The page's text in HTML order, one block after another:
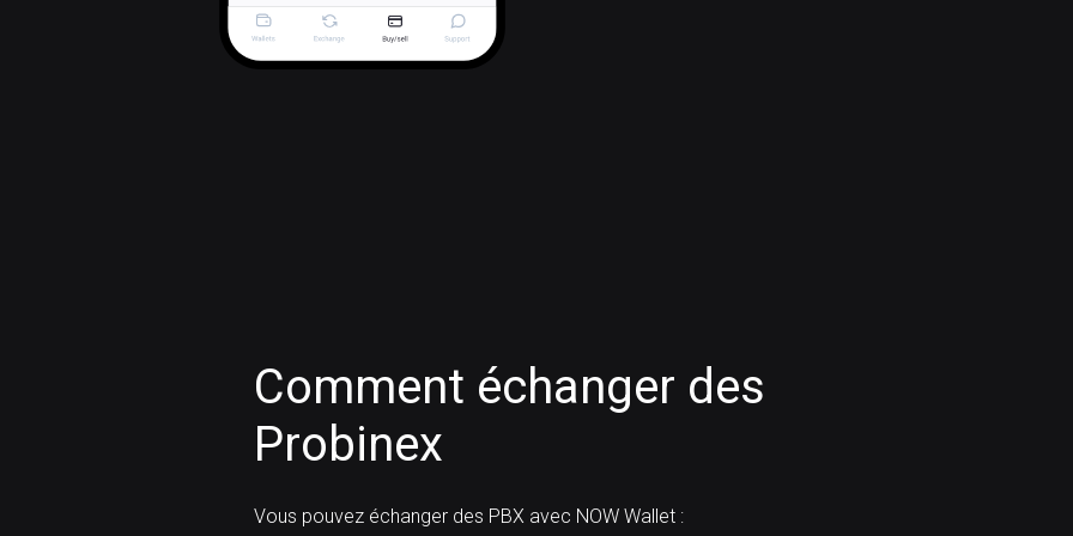
Comment échanger des
Probinex
Vous pouvez échanger des PBX avec NOW Wallet :